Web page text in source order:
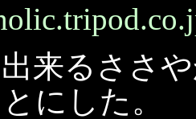
来るささ
にした。